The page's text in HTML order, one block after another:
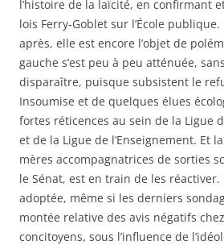
l’histoire de la laïcité, en confirmant
lois Ferry-Goblet sur l’École
après, elle est encore l’objet de
gauche s’est peu à peu atténuée,
disparaître, puisque subsistent le
Insoumise et de quelques élues
fortes réticences au sein de la Ligue
et de la Ligue de l’Enseignement. Et
mères accompagnatrices de sorties
le Sénat, est en train de les réactiver.
adoptée, même si les derniers
montée relative des avis négatifs
concitoyens, sous l’influence de